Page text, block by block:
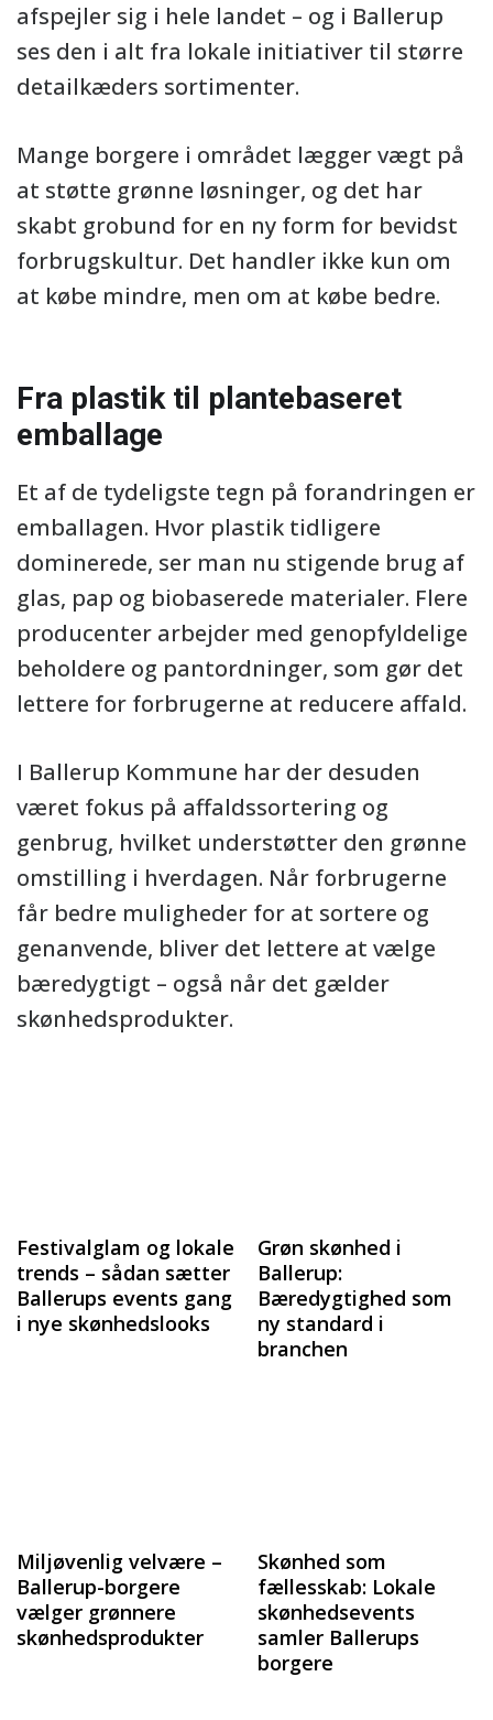
afspejler sig i hele landet – og i Ballerup
ses den i alt fra lokale initiativer til større
detailkæders sortimenter.
Mange borgere i området lægger vægt på
at støtte grønne løsninger, og det har
skabt grobund for en ny form for bevidst
forbrugskultur. Det handler ikke kun om
at købe mindre, men om at købe bedre.
Fra plastik til plantebaseret
emballage
Et af de tydeligste tegn på forandringen er
emballagen. Hvor plastik tidligere
dominerede, ser man nu stigende brug af
glas, pap og biobaserede materialer. Flere
producenter arbejder med genopfyldelige
beholdere og pantordninger, som gør det
lettere for forbrugerne at reducere affald.
I Ballerup Kommune har der desuden
været fokus på affaldssortering og
genbrug, hvilket understøtter den grønne
omstilling i hverdagen. Når forbrugerne
får bedre muligheder for at sortere og
genanvende, bliver det lettere at vælge
bæredygtigt – også når det gælder
skønhedsprodukter.
Festivalglam og lokale
trends – sådan sætter
Ballerups events gang
i nye skønhedslooks
Grøn skønhed i
Ballerup:
Bæredygtighed som
ny standard i
branchen
Miljøvenlig velvære –
Ballerup-borgere
vælger grønnere
skønhedsprodukter
Skønhed som
fællesskab: Lokale
skønhedsevents
samler Ballerups
borgere